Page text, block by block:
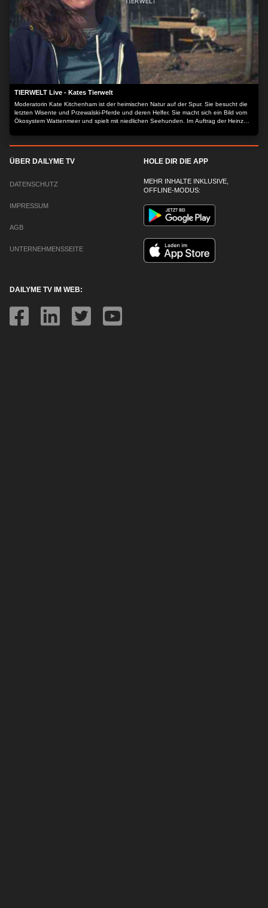
TIERWELT Live - Kates Tierwelt
Moderatorin Kate Kitchenham ist der heimischen Natur auf der Spur. Sie besucht die
letzten Wisente und Przewalski-Pferde und deren Helfer. Sie macht sich ein Bild vom
Ökosystem Wattenmeer und spielt mit niedlichen Seehunden. Im Auftrag der Heinz
Heimat - und derer, die sie schützen.
ÜBER DAILYME TV
DATENSCHUTZ
IMPRESSUM
AGB
UNTERNEHMENSSEITE
HOLE DIR DIE APP
MEHR INHALTE INKLUSIVE,
OFFLINE-MODUS:
DAILYME TV IM WEB: